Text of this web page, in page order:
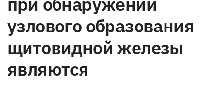
узлового образования
щитовидной железы
являются